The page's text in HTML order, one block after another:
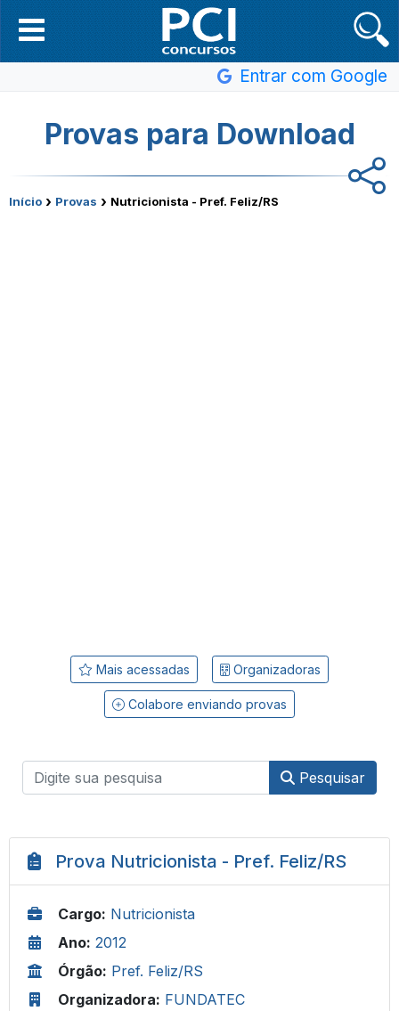
Entrar com Google
Provas para Download
Início › Provas › Nutricionista - Pref. Feliz/RS
Mais acessadas Organizadoras
Colabore enviando provas
Pesquisar
Prova Nutricionista - Pref. Feliz/RS
Cargo: Nutricionista
Ano: 2012
Órgão: Pref. Feliz/RS
Organizadora: FUNDATEC